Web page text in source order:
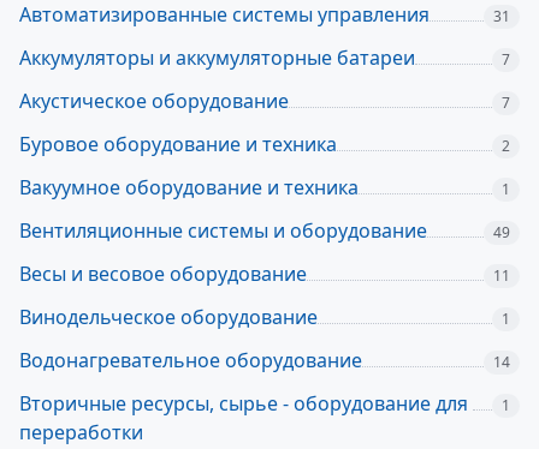
Автоматизированные системы управления 31
Аккумуляторы и аккумуляторные батареи 7
Акустическое оборудование 7
Буровое оборудование и техника 2
Вакуумное оборудование и техника 1
Вентиляционные системы и оборудование 49
Весы и весовое оборудование 11
Винодельческое оборудование 1
Водонагревательное оборудование 14
Вторичные ресурсы, сырье - оборудование для
переработки
1